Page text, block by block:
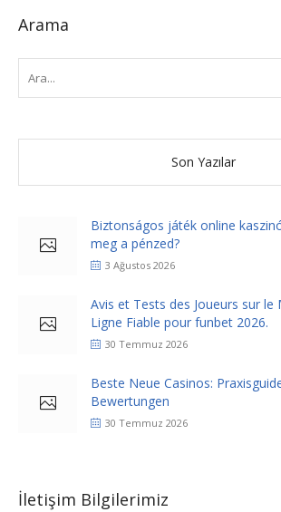
Arama
Son Yazılar
Biztonságos játék online
meg a pénzed?
3 Ağustos 2026
Avis et Tests des Joueurs sur le
Ligne Fiable pour funbet 2026.
30 Temmuz 2026
Beste Neue Casinos:
Bewertungen
30 Temmuz 2026
İletişim Bilgilerimiz